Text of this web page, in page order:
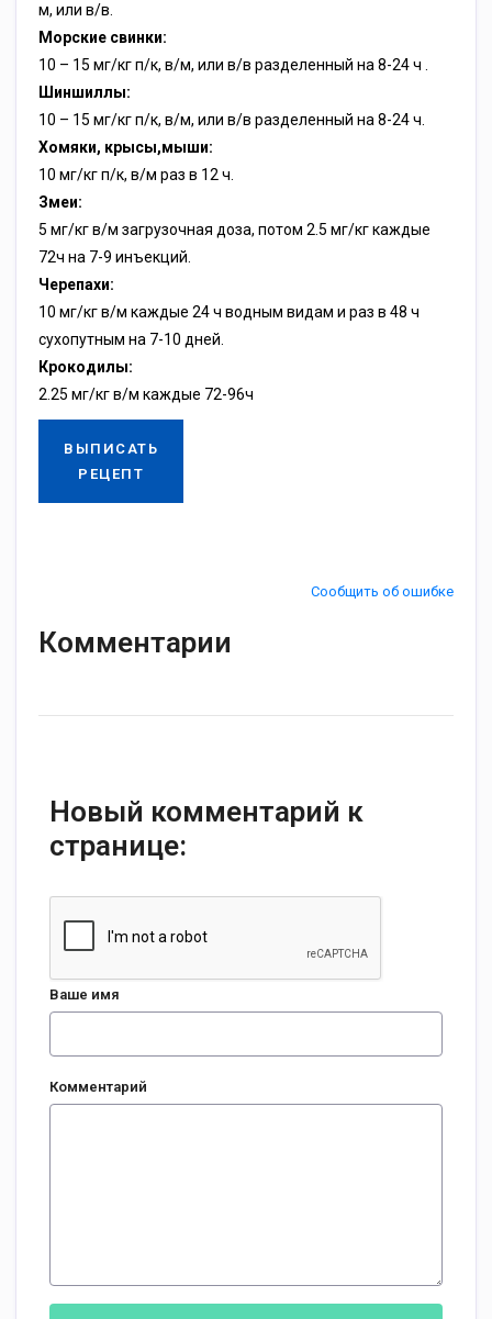
м, или в/в.
Морские свинки:
10 – 15 мг/кг п/к, в/м, или в/в разделенный на 8-24 ч .
Шиншиллы:
10 – 15 мг/кг п/к, в/м, или в/в разделенный на 8-24 ч.
Хомяки, крысы,мыши:
10 мг/кг п/к, в/м раз в 12 ч.
Змеи:
5 мг/кг в/м загрузочная доза, потом 2.5 мг/кг каждые
72ч на 7-9 инъекций.
Черепахи:
10 мг/кг в/м каждые 24 ч водным видам и раз в 48 ч
сухопутным на 7-10 дней.
Крокодилы:
2.25 мг/кг в/м каждые 72-96ч
ВЫПИСАТЬ
РЕЦЕПТ
Сообщить об ошибке
Комментарии
Новый комментарий к
странице:
Ваше имя
Комментарий